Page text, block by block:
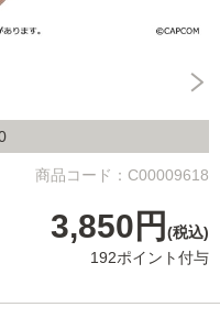
商品コード：C00009618
3,850円 (税込)
192ポイント付与